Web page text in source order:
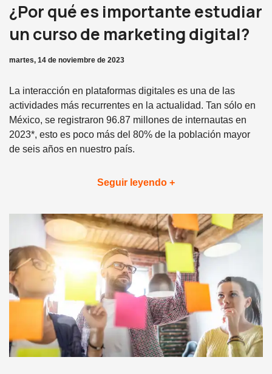
¿Por qué es importante estudiar
un curso de marketing digital?
martes, 14 de noviembre de 2023
La interacción en plataformas digitales es una de las
actividades más recurrentes en la actualidad. Tan sólo en
México, se registraron 96.87 millones de internautas en
2023*, esto es poco más del 80% de la población mayor
de seis años en nuestro país.
Seguir leyendo +